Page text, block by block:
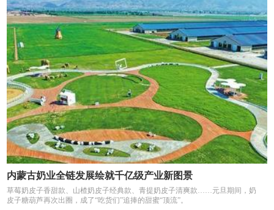
内蒙古奶业全链发展绘就千亿级产业新图景
草莓奶皮子香甜款、山楂奶皮子经典款、青提奶皮子清爽款……元旦期间，奶
皮子糖葫芦再次出圈，成了“吃货们”追捧的甜蜜“顶流”。